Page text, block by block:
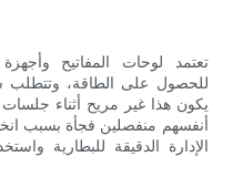
تعتمد لوحات المفاتيح
للحصول على الطاقة، وتتطلب
يكون هذا غير مريح أثناء
أنفسهم منفصلين فجأة بسبب
الإدارة الدقيقة للبطارية